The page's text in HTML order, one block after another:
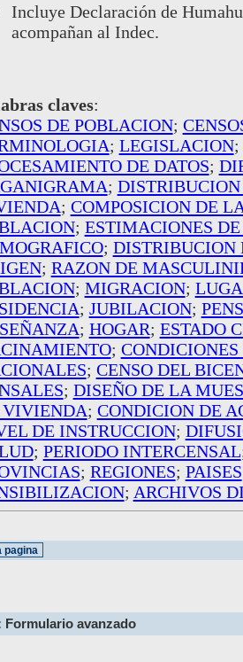
Incluye Declaración de
acompañan al Indec.
claves:
DE POBLACION;
; LEGISLACION;
DE DATOS;
;
; COMPOSICION DE
; ESTIMACIONES
; DISTRIBUCION
; RAZON DE
; MIGRACION;
; JUBILACION;
; HOGAR; ESTADO
;
; CENSO DEL
; DISEÑO DE LA
; CONDICION DE
DE INSTRUCCION;
; PERIODO INTERCENSAL
; REGIONES; PAISES
; ARCHIVOS
Formulario avanzado